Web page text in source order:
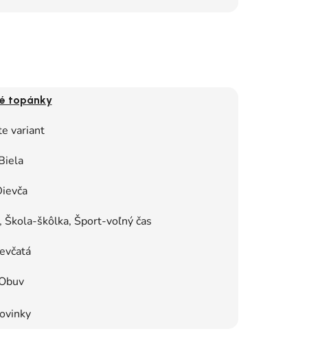
topánky
variant
Škola-škôlka, Šport-voľný čas